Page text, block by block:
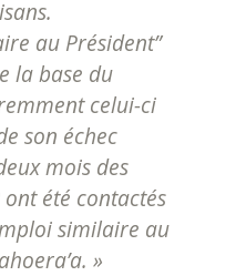
au Président”
la base du
celui-ci
son échec
mois des
ont été contactés
similaire au
»